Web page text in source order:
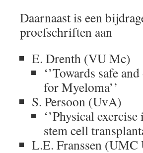
Daarnaast is een
proefschriften aan
E. Drenth (VU Mc)
‘’Towards safe
for Myeloma’’
S. Persoon (UvA)
‘’Physical
stem cell
L.E. Franssen (UMC